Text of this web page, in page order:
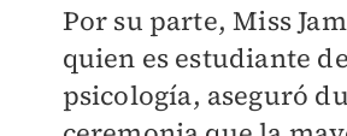
Por su parte, Miss
quien es estudiante de
psicología, aseguró